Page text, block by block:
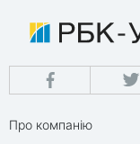
Про компанію